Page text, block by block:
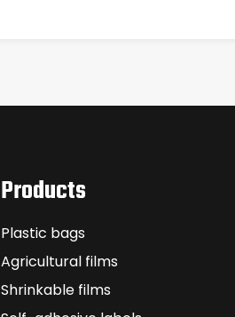
Products
Plastic bags
Agricultural films
Shrinkable films